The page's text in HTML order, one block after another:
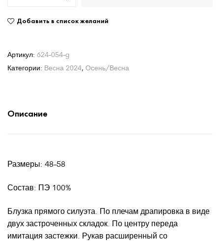
Добавить в список желаний
Артикул: 624-054-g
Категории: Весна 2024, Осень/Весна
Описание
Размеры: 48-58
Состав: ПЭ 100%
Блузка прямого силуэта. По плечам драпировка в виде
двух застроченных складок. По центру переда
имитация застежки. Рукав расширенный со